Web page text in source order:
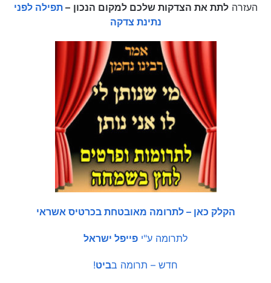
העזרהלתת את הצדקות שלכם למקום הנכון –תפילה לפני
נתינת צדקה
הקלק כאן – לתרומה מאובטחת בכרטיס אשראי
לתרומה ע"י פייפל ישראל
חדש – תרומה בביט!